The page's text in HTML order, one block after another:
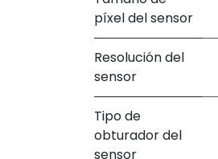
píxel del sensor
Resolución del
sensor
Tipo de
obturador del
sensor